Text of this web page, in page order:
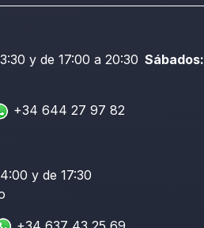
y de 17:00 a 20:30 Sábados:
+34 644 27 97 82
y de 17:30